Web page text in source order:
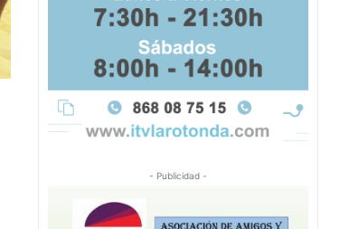
- Publicidad -